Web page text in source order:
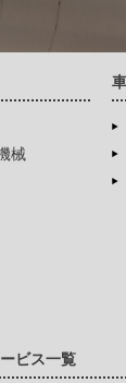
械
ビス一覧